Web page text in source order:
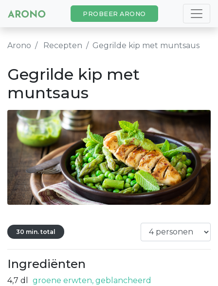
PROBEER ARONO
Arono Recepten Gegrilde kip met muntsaus
Gegrilde kip met
muntsaus
30 min. total
Ingrediënten
4,7 dl
groene erwten, geblancheerd